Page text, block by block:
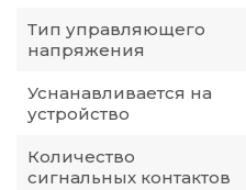
Тип управляющего
напряжения
Уснанавливается на
устройство
Количество
сигнальных контактов